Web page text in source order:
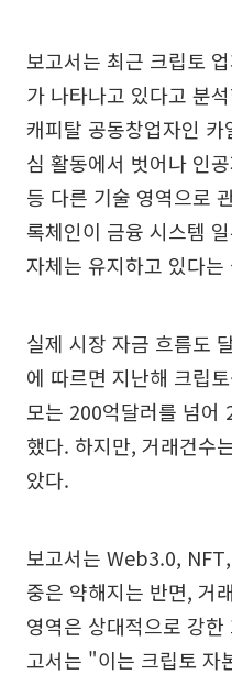
보고서는 최근 크립토
가 나타나고 있다고 분
캐피탈 공동창업자인
심 활동에서 벗어나 인
등 다른 기술 영역으로
록체인이 금융 시스템
자체는 유지하고 있다는
실제 시장 자금 흐름도
에 따르면 지난해 크립
모는 200억달러를 넘어
했다. 하지만, 거래건수
았다.
보고서는 Web3.0,
중은 약해지는 반면, 거
영역은 상대적으로 강
고서는 "이는 크립토 자